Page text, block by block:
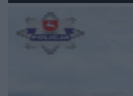
zabytki, bywał